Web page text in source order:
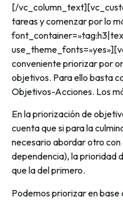
[/
tareas y comenzar por lo
conveniente priorizar por
objetivos. Para ello basta
Objetivos-Acciones. Los
En la priorización de
cuenta que si para la
necesario abordar otro
dependencia), la prioridad
que la del primero.
Podemos priorizar en